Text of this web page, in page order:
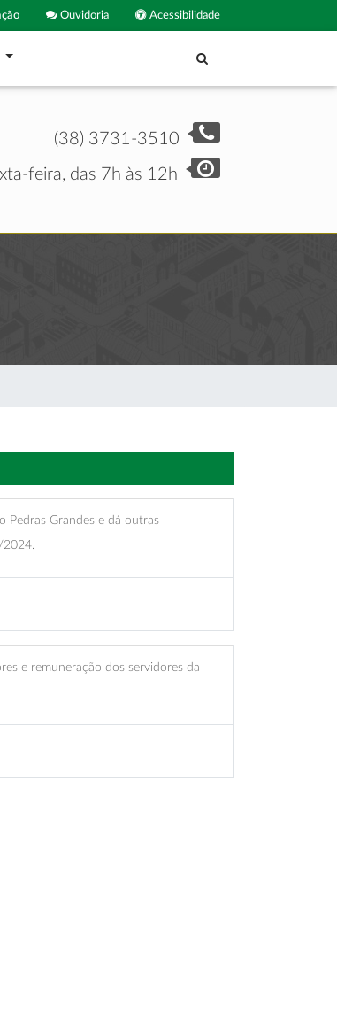
Acessibilidade
Ouvidoria
(38) 3731-3510
feira, das 7h às 12h
Pedras Grandes e dá outras
2024.
e remuneração dos servidores da